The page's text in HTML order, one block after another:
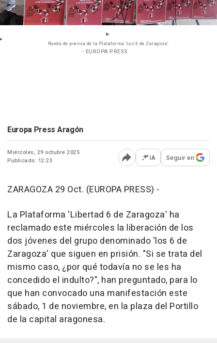
Rueda de prensa de la Plataforma 'Los 6 de Zaragoza'.
- EUROPA PRESS
Europa Press Aragón
Miércoles, 29 octubre 2025
Publicado: 12:23
Abrir opciones para
IA Seguir en
ZARAGOZA 29 Oct. (EUROPA PRESS) -
La Plataforma 'Libertad 6 de Zaragoza' ha
reclamado este miércoles la liberación de los
dos jóvenes del grupo denominado 'los 6 de
Zaragoza' que siguen en prisión. "Si se trata del
mismo caso, ¿por qué todavía no se les ha
concedido el indulto?", han preguntado, para lo
que han convocado una manifestación este
sábado, 1 de noviembre, en la plaza del Portillo
de la capital aragonesa.